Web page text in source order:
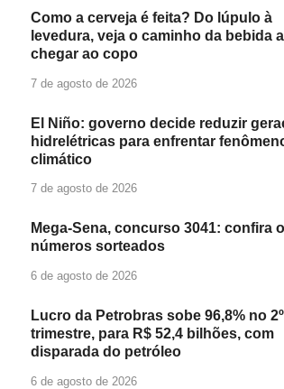
Como a cerveja é feita? Do lúpulo à
levedura, veja o caminho da bebida
chegar ao copo
7 de agosto de 2026
El Niño: governo decide reduzir
hidrelétricas para enfrentar
climático
7 de agosto de 2026
Mega-Sena, concurso 3041: confira
números sorteados
6 de agosto de 2026
Lucro da Petrobras sobe 96,8% no 2º
trimestre, para R$ 52,4 bilhões, com
disparada do petróleo
6 de agosto de 2026